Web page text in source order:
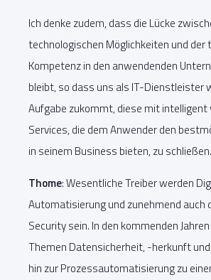
Ich denke zudem, dass die Lücke
technologischen Möglichkeiten und der
Kompetenz in den anwendenden
bleibt, so dass uns als IT-Dienstleister
Aufgabe zukommt, diese mit intelligent
Services, die dem Anwender den
in seinem Business bieten, zu schließen.
Thome: Wesentliche Treiber werden
Automatisierung und zunehmend auch
Security sein. In den kommenden
Themen Datensicherheit, -herkunft
hin zur Prozessautomatisierung zu